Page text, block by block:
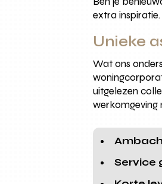
extra inspiratie.
Unieke
Wat ons
uitgelezen
werkomgeving
Service